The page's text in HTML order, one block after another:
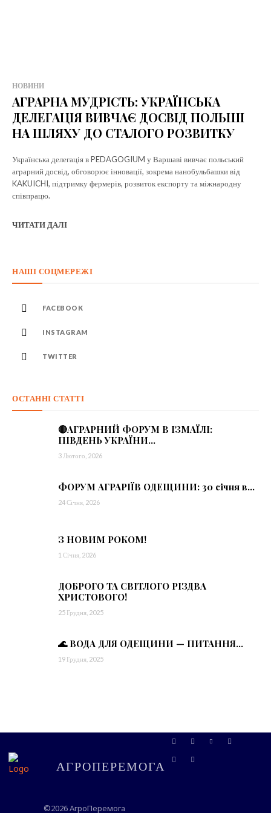
НОВИНИ
АГРАРНА МУДРІСТЬ: УКРАЇНСЬКА
ДЕЛЕГАЦІЯ ВИВЧАЄ ДОСВІД ПОЛЬШІ
НА ШЛЯХУ ДО СТАЛОГО РОЗВИТКУ
Українська делегація в PEDAGOGIUM у Варшаві вивчає польський
аграрний досвід, обговорює інновації, зокрема нанобульбашки від
KAKUICHI, підтримку фермерів, розвиток експорту та міжнародну
співпрацю.
ЧИТАТИ ДАЛІ
НАШІ СОЦМЕРЕЖІ
FACEBOOK
INSTAGRAM
TWITTER
ОСТАННІ СТАТТІ
🔴АГРАРНИЙ ФОРУМ В ІЗМАЇЛІ:
ПІВДЕНЬ УКРАЇНИ...
3 Лютого, 2026
ФОРУМ АГРАРІЇВ ОДЕЩИНИ: 30 січня в...
24 Січня, 2026
З НОВИМ РОКОМ!
1 Січня, 2026
ДОБРОГО ТА СВІТЛОГО РІЗДВА
ХРИСТОВОГО!
25 Грудня, 2025
🌊 ВОДА ДЛЯ ОДЕЩИНИ — ПИТАННЯ...
19 Грудня, 2025
АГРОПЕРЕМОГА
©2026 АгроПеремога